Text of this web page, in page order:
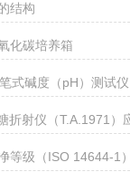
结构
化碳培养箱
式碱度（pH）测试仪
等级（ISO 14644-1）